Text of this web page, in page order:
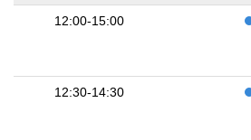
12:00-15:00
12:30-14:30